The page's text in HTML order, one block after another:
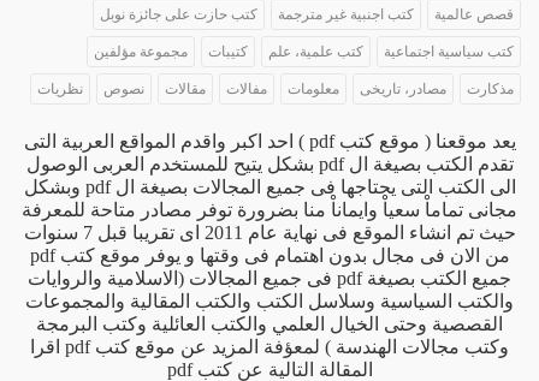
قصص عالمية كتب اجنبية غير مترجمة كتب حازت على جائزة نوبل
كتب سياسية اجتماعية كتب علمية، علم كتيبات مجموعة مؤلفين
مذكارت مصادر، تاريخى معلومات مفالات مقالات نصوص نظريات
يعد موقعنا ( موقع كتب pdf ) احد اكبر واقدم المواقع العربية التى
تقدم الكتب بصيغة ال pdf بشكل يتيح للمستخدم العربى الوصول
الى الكتب التى يحتاجها فى جميع المجالات بصيغة ال pdf وبشكل
مجانى تماماْ سعياْ وايماناْ منا بضرورة توفر مصادر متاحة للمعرفة
حيث تم انشاء الموقع فى نهاية عام 2011 اى تقريبا قبل 7 سنوات
من الان فى مجال بدون اهتمام فى وقتها و يوفر موقع كتب pdf
جميع الكتب بصيغة pdf فى جميع المجالات (الاسلامية والروايات
والكتب السياسية وسلاسل الكتب والكتب المقالية والمجموعات
القصصية وحتى الخيال العلمي والكتب العائلية وكتب البرمجة
وكتب مجالات الهندسة ) لمعؤفة المزيد عن موقع كتب pdf اقرا
المقالة التالية عن كتب pdf